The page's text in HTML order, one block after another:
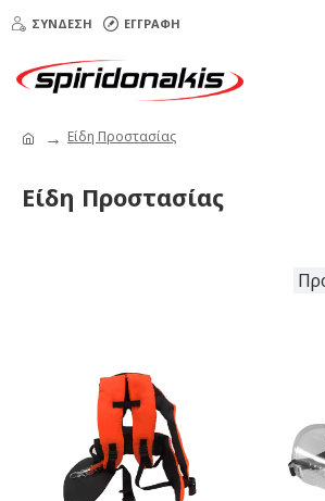
ΣΎΝΔΕΣΗ ΕΓΓΡΑΦΉ
Είδη Προστασίας
Είδη Προστασίας